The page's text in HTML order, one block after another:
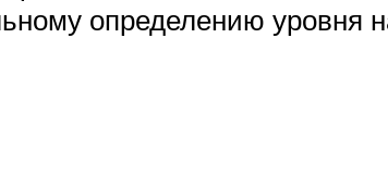
определению уровня